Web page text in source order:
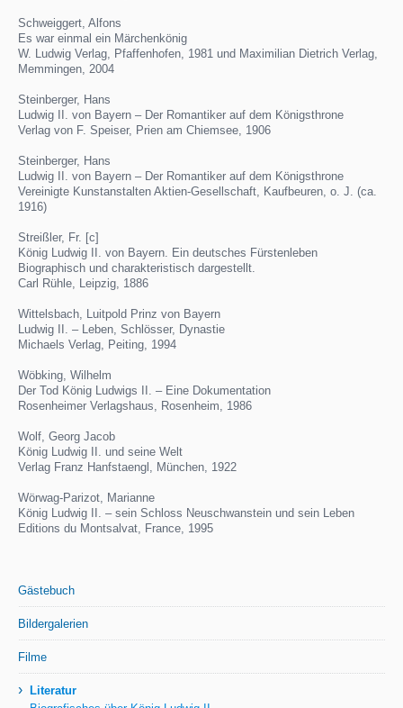
Schweiggert, Alfons
Es war einmal ein Märchenkönig
W. Ludwig Verlag, Pfaffenhofen, 1981 und Maximilian Dietrich Verlag,
Memmingen, 2004
Steinberger, Hans
Ludwig II. von Bayern – Der Romantiker auf dem Königsthrone
Verlag von F. Speiser, Prien am Chiemsee, 1906
Steinberger, Hans
Ludwig II. von Bayern – Der Romantiker auf dem Königsthrone
Vereinigte Kunstanstalten Aktien-Gesellschaft, Kaufbeuren, o. J. (ca.
1916)
Streißler, Fr. [c]
König Ludwig II. von Bayern. Ein deutsches Fürstenleben
Biographisch und charakteristisch dargestellt.
Carl Rühle, Leipzig, 1886
Wittelsbach, Luitpold Prinz von Bayern
Ludwig II. – Leben, Schlösser, Dynastie
Michaels Verlag, Peiting, 1994
Wöbking, Wilhelm
Der Tod König Ludwigs II. – Eine Dokumentation
Rosenheimer Verlagshaus, Rosenheim, 1986
Wolf, Georg Jacob
König Ludwig II. und seine Welt
Verlag Franz Hanfstaengl, München, 1922
Wörwag-Parizot, Marianne
König Ludwig II. – sein Schloss Neuschwanstein und sein Leben
Editions du Montsalvat, France, 1995
Gästebuch
Bildergalerien
Filme
›
Literatur